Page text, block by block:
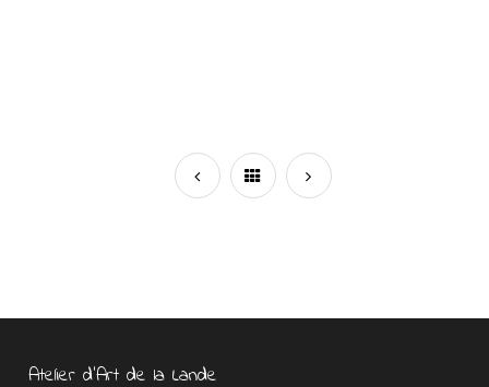
Atelier d’Art de la Lande